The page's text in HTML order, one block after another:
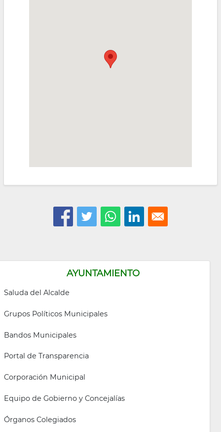
AYUNTAMIENTO
Saluda del Alcalde
Grupos Políticos Municipales
Bandos Municipales
Portal de Transparencia
Corporación Municipal
Equipo de Gobierno y Concejalías
Órganos Colegiados